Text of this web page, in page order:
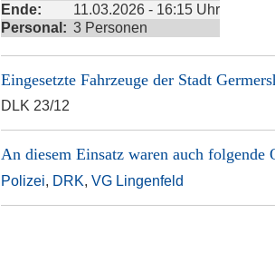
Ende:
11.03.2026 - 16:15 Uhr
Personal: 3 Personen
Eingesetzte Fahrzeuge der Stadt
DLK 23/12
An diesem Einsatz waren auch folgende
Polizei, DRK, VG Lingenfeld